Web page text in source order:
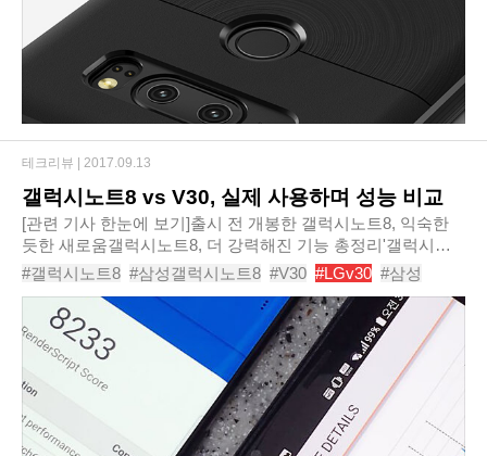
갤럭시노트8 vs V30, 실제 사용하며 성능 비교
[관련 기사 한눈에 보기]출시 전 개봉한 갤럭시노트8, 익숙한
듯한 새로움갤럭시노트8, 더 강력해진 기능 총정리'갤럭시노
트8' 통신사별 구매 혜택, 어디가 좋을까?[단독] 갤럭시노트8과
정면대결하는 'LG V30' 만져보니갤럭시..
#갤럭시노트8 #삼성갤럭시노트8 #V30 #LGv30 #삼성
#LG #갤노트8 #갤럭시노트8성능 #V30성능
#갤럭시노트v30
테크리뷰 | 2017.09.13